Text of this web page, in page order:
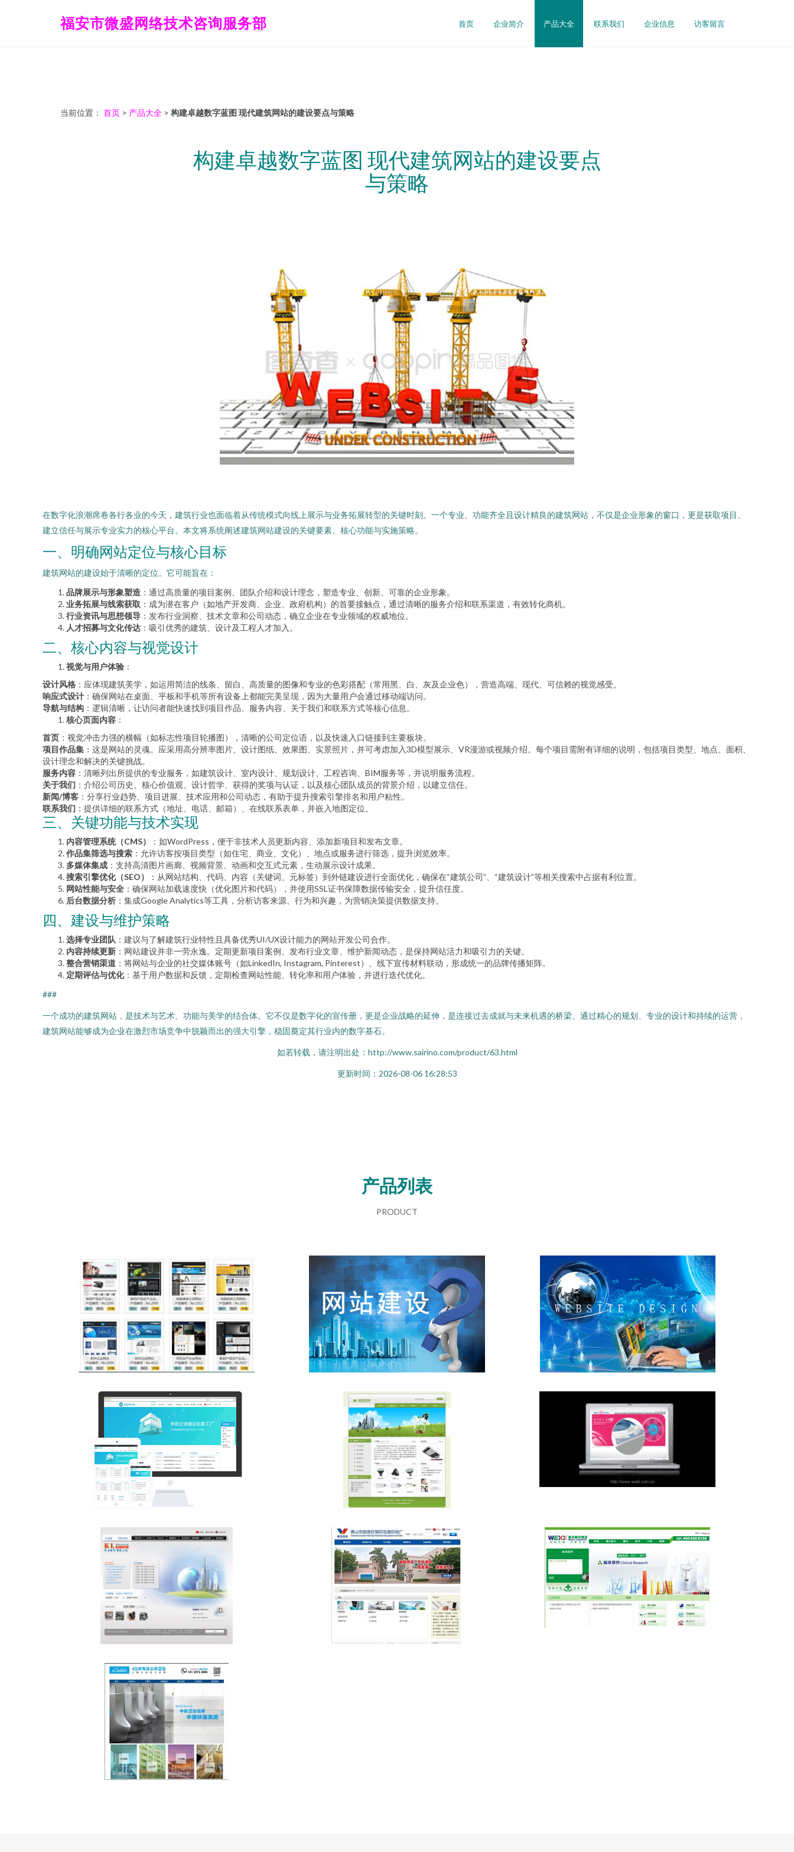
福安市微盛网络技术咨询服务部 首页 企业简介 产品大全 联系我们 企业信息 访客留言
当前位置： 首页 > 产品大全 > 构建卓越数字蓝图 现代建筑网站的建设要点与策略
构建卓越数字蓝图 现代建筑网站的建设要点
与策略
在数字化浪潮席卷各行各业的今天，建筑行业也面临着从传统模式向线上展示与业务拓展转型的关键时刻。一个专业、功能齐全且设计精良的建筑网站，不仅是企业形象的窗口，更是获取项目、
建立信任与展示专业实力的核心平台。本文将系统阐述建筑网站建设的关键要素、核心功能与实施策略。
一、明确网站定位与核心目标
建筑网站的建设始于清晰的定位。它可能旨在：
品牌展示与形象塑造 ：通过高质量的项目案例、团队介绍和设计理念，塑造专业、创新、可靠的企业形象。
业务拓展与线索获取 ：成为潜在客户（如地产开发商、企业、政府机构）的首要接触点，通过清晰的服务介绍和联系渠道，有效转化商机。
行业资讯与思想领导 ：发布行业洞察、技术文章和公司动态，确立企业在专业领域的权威地位。
人才招募与文化传达 ：吸引优秀的建筑、设计及工程人才加入。
二、核心内容与视觉设计
视觉与用户体验 ：
设计风格 ：应体现建筑美学，如运用简洁的线条、留白、高质量的图像和专业的色彩搭配（常用黑、白、灰及企业色），营造高端、现代、可信赖的视觉感受。
响应式设计 ：确保网站在桌面、平板和手机等所有设备上都能完美呈现，因为大量用户会通过移动端访问。
导航与结构 ：逻辑清晰，让访问者能快速找到项目作品、服务内容、关于我们和联系方式等核心信息。
核心页面内容 ：
首页 ：视觉冲击力强的横幅（如标志性项目轮播图），清晰的公司定位语，以及快速入口链接到主要板块。
项目作品集 ：这是网站的灵魂。应采用高分辨率图片、设计图纸、效果图、实景照片，并可考虑加入3D模型展示、VR漫游或视频介绍。每个项目需附有详细的说明，包括项目类型、地点、面积、
设计理念和解决的关键挑战。
服务内容 ：清晰列出所提供的专业服务，如建筑设计、室内设计、规划设计、工程咨询、BIM服务等，并说明服务流程。
关于我们 ：介绍公司历史、核心价值观、设计哲学、获得的奖项与认证，以及核心团队成员的背景介绍，以建立信任。
新闻/博客 ：分享行业趋势、项目进展、技术应用和公司动态，有助于提升搜索引擎排名和用户粘性。
联系我们 ：提供详细的联系方式（地址、电话、邮箱）、在线联系表单，并嵌入地图定位。
三、关键功能与技术实现
内容管理系统（CMS）
：如WordPress，便于非技术人员更新内容、添加新项目和发布文章。
作品集筛选与搜索 ：允许访客按项目类型（如住宅、商业、文化）、地点或服务进行筛选，提升浏览效率。
多媒体集成 ：支持高清图片画廊、视频背景、动画和交互式元素，生动展示设计成果。
搜索引擎优化（SEO）
：从网站结构、代码、内容（关键词、元标签）到外链建设进行全面优化，确保在“建筑公司”、“建筑设计”等相关搜索中占据有利位置。
网站性能与安全 ：确保网站加载速度快（优化图片和代码），并使用SSL证书保障数据传输安全，提升信任度。
后台数据分析 ：集成Google Analytics等工具，分析访客来源、行为和兴趣，为营销决策提供数据支持。
四、建设与维护策略
选择专业团队 ：建议与了解建筑行业特性且具备优秀UI/UX设计能力的网站开发公司合作。
内容持续更新 ：网站建设并非一劳永逸。定期更新项目案例、发布行业文章、维护新闻动态，是保持网站活力和吸引力的关键。
整合营销渠道 ：将网站与企业的社交媒体账号（如LinkedIn, Instagram, Pinterest）、线下宣传材料联动，形成统一的品牌传播矩阵。
定期评估与优化：基于用户数据和反馈，定期检查网站性能、转化率和用户体验，并进行迭代优化。
###
一个成功的建筑网站，是技术与艺术、功能与美学的结合体。它不仅是数字化的宣传册，更是企业战略的延伸，是连接过去成就与未来机遇的桥梁。通过精心的规划、专业的设计和持续的运营，
建筑网站能够成为企业在激烈市场竞争中脱颖而出的强大引擎，稳固奠定其行业内的数字基石。
如若转载，请注明出处：http://www.sairino.com/product/63.html
更新时间：2026-08-06 16:28:53
产品列表
PRODUCT